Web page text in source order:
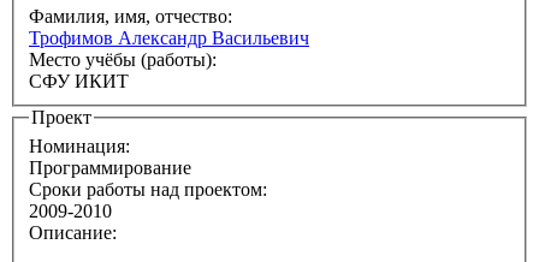
Фамилия, имя, отчество:
Трофимов Александр Васильевич
Место учёбы (работы):
СФУ ИКИТ
Проект
Номинация:
Программирование
Сроки работы над проектом:
2009-2010
Описание: